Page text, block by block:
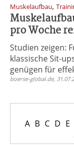
Muskelaufbau,
pro Woche
Studien zeigen:
klassische Sit-
genügen für
boerse-global.de,
A B C D E